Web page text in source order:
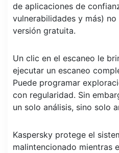
de aplicaciones de
vulnerabilidades y más)
versión gratuita.
Un clic en el escaneo le
ejecutar un escaneo
Puede programar
con regularidad. Sin
un solo análisis, sino solo
Kaspersky protege el
malintencionado mientras